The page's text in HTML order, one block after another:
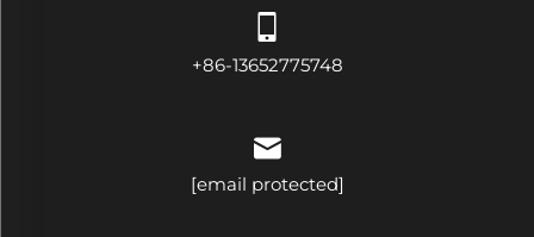
+86-13652775748
[email protected]